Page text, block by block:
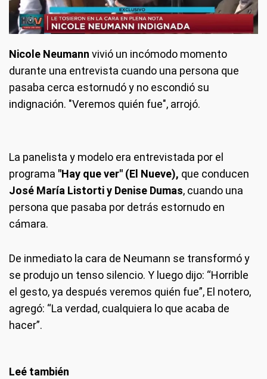
Nicole Neumann vivió un incómodo momento
durante una entrevista cuando una persona que
pasaba cerca estornudó y no escondió su
indignación. "Veremos quién fue", arrojó.
La panelista y modelo era entrevistada por el
programa "Hay que ver" (El Nueve), que conducen
José María Listorti y Denise Dumas, cuando una
persona que pasaba por detrás estornudo en
cámara.
De inmediato la cara de Neumann se transformó y
se produjo un tenso silencio. Y luego dijo: “Horrible
el gesto, ya después veremos quién fue”, El notero,
agregó: “La verdad, cualquiera lo que acaba de
hacer”.